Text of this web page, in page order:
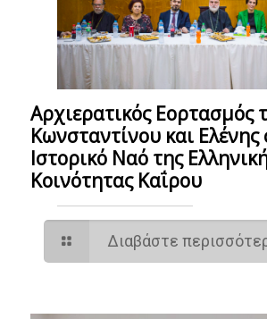
Αρχιερατικός Εορτασμός
Κωνσταντίνου και Ελένης
Ιστορικό Ναό της
Κοινότητας Καΐρου
Διαβάστε